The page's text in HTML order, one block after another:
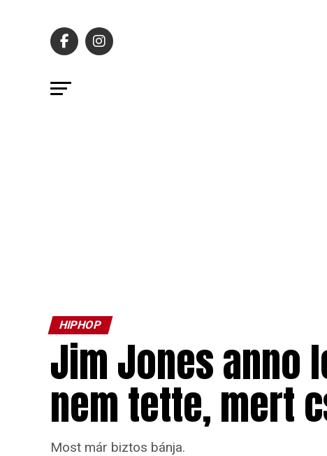
HIPHOP
Jim Jones anno
nem tette, mert
Most már biztos bánja.